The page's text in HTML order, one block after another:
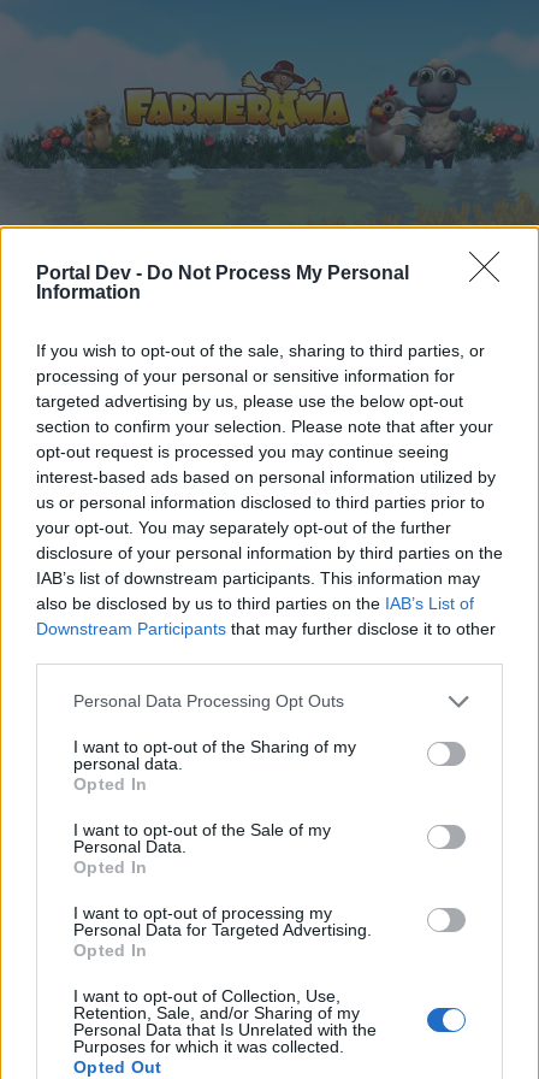
Portal Dev - Do Not Process My Personal
Information
If you wish to opt-out of the sale, sharing to third parties, or
processing of your personal or sensitive information for
targeted advertising by us, please use the below opt-out
section to confirm your selection. Please note that after your
opt-out request is processed you may continue seeing
interest-based ads based on personal information utilized by
us or personal information disclosed to third parties prior to
your opt-out. You may separately opt-out of the further
disclosure of your personal information by third parties on the
IAB’s list of downstream participants. This information may
also be disclosed by us to third parties on the IAB’s List of
Downstream Participants that may further disclose it to other
Personal Data Processing Opt Outs
I want to opt-out of the Sharing of my
personal data.
Opted In
I want to opt-out of the Sale of my
Personal Data.
Opted In
I want to opt-out of processing my
Personal Data for Targeted Advertising.
Opted In
I want to opt-out of Collection, Use,
Retention, Sale, and/or Sharing of my
Personal Data that Is Unrelated with the
Purposes for which it was collected.
Opted Out
Foren ... Update- und Ideensammlung Deko-Tal
Mitglieder, denen der Beitrag #94
gefällt
Liebe(r) Forum-Leser/in,
wenn Du in diesem Forum aktiv an den
Gesprächen teilnehmen oder eigene Themen
starten möchtest, musst Du Dich bitte zunächst
im Spiel einloggen. Falls Du noch keinen
Wir freuen uns auf Deinen nächsten Besuch in
unserem Forum!„Zum Spiel“
fibitiger
Sabberline
Beiträge: 1.432 Zustimmungen: 5.388 Punkte für Erfolge: 1.550
Tango50
Meister eines Forums, weiblich, <
Beiträge:
385 Zustimmungen: 1.992 Punkte für Erfolge:
schlomil
Letzte Beiträge